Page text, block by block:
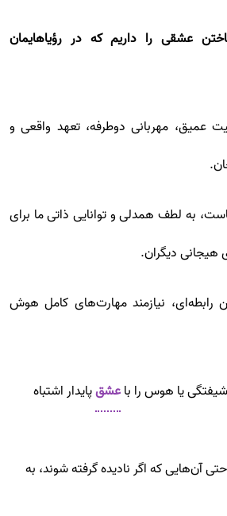
عشقی را داریم که در رؤیاهایمان
عمیق، مهربانی دوطرفه، تعهد واقعی و
به لطف همدلی و توانایی ذاتی ما برای
دیگران.
رابطه‌ای، نیازمند مهارت‌های کامل هوش
یا هوس را باعشقپایدار اشتباه
آن‌هایی که اگر نادیده گرفته شوند، به